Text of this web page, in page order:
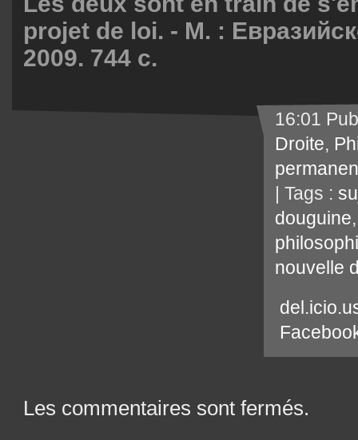
projet de loi. - М. :
2009. 744 с.
16:01
Droite,
| Tags :
douguine
nouvelle
Les commentaires sont fermés.